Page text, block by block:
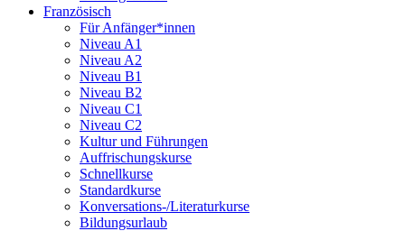
Französisch
Für Anfänger*innen
Niveau A1
Niveau A2
Niveau B1
Niveau B2
Niveau C1
Niveau C2
Kultur und Führungen
Auffrischungskurse
Schnellkurse
Standardkurse
Konversations-/Literaturkurse
Bildungsurlaub